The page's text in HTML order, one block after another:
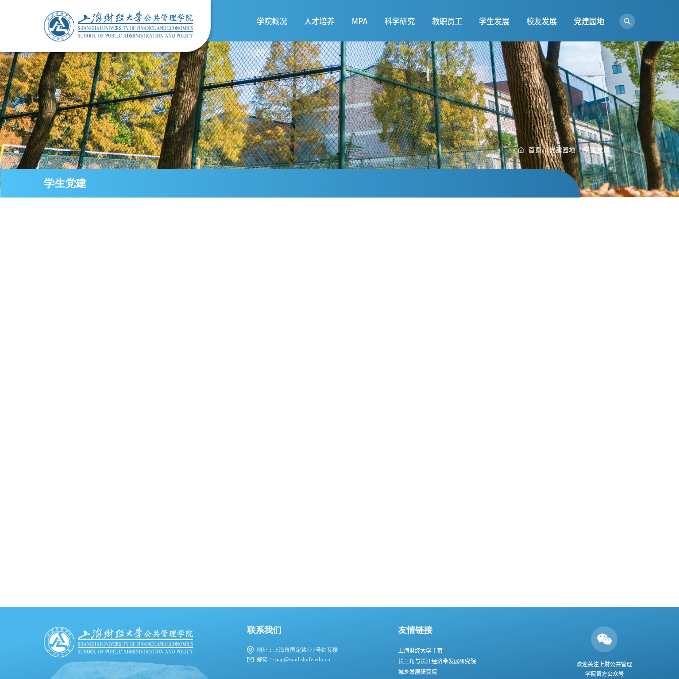
学院概况 人才培养 MPA 科学研究 教职员工 学生发展 校友发展 党建园地
导航
学院概况
人才培养
MPA
科学研究
首页 / 党建园地 / 学生党建
学生党建
联系我们
地址：上海市国定路777号红瓦楼
邮箱：spap@mail.shufe.edu.cn
友情链接
上海财经大学主页
长三角与长江经济带发展研究院
城乡发展研究院
欢迎关注上财公共管理
学院官方公众号